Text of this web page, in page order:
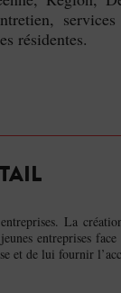
résidentes.
La
entreprises
et de lui fournir